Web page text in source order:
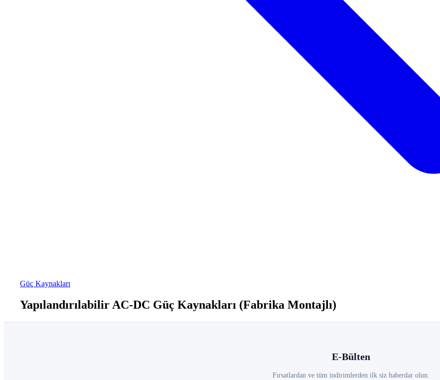
Güç Kaynakları
Yapılandırılabilir AC-DC Güç Kaynakları (Fabrika Montajlı)
E-Bülten
Fırsatlardan ve tüm indirimlerden ilk siz haberdar olun.